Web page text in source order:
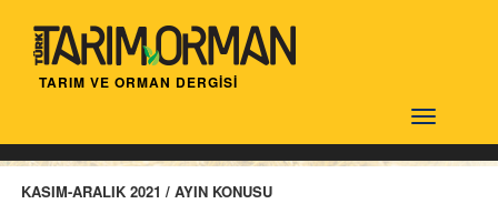
TARIM VE ORMAN DERGİSİ
Türktarım
KASIM-ARALIK 2021 / AYIN KONUSU